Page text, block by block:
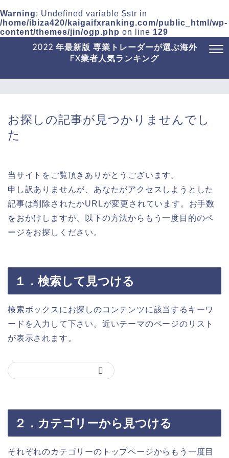
Warning: Undefined variable $str in
/home/ibiza420/kaigaifxranking.com/public_html/wp-
content/themes/jin/ogp.php on line 129
2022 年最新版 専業トレーダーが選ぶ海外
FX業者人気ランキング
お探しの記事が見つかりませんでし
た
当サイトをご覧頂きありがとうございます。
申し訳ありませんが、あなたがアクセスしようとした
記事は削除されたかURLが変更されています。お手数
をおかけしますが、以下の方法からもう一度目的のペ
ージをお探しください。
１．検索して見つける
検索ボックスにお探しのコンテンツに該当するキーワ
ードを入力して下さい。近いテーマのページのリスト
が表示されます。
２．カテゴリーから見つける
それぞれのカテゴリーのトップページからもう一度目